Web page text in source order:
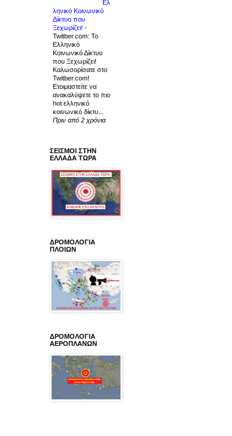
Ελ
ληνικό Κοινωνικό
Δίκτυο που
Ξεχωρίζει! -
Twitber.com: Το
Ελληνικό
Κοινωνικό Δίκτυο
που Ξεχωρίζει!
Καλωσορίσατε στο
Twitber.com!
Ετοιμαστείτε να
ανακαλύψετε το πιο
hot ελληνικό
κοινωνικό δίκτυ...
Πριν από 2 χρόνια
ΣΕΙΣΜΟΙ ΣΤΗΝ
ΕΛΛΑΔΑ ΤΩΡΑ
ΔΡΟΜΟΛΟΓΙΑ
ΠΛΟΙΩΝ
ΔΡΟΜΟΛΟΓΙΑ
ΑΕΡΟΠΛΑΝΩΝ